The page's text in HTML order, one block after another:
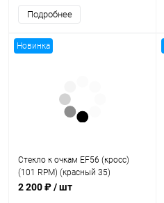
Подробнее
Новинка
Стекло к очкам EF56 (кросс)
(101 RPM) (красный 35)
2 200 ₽/ шт